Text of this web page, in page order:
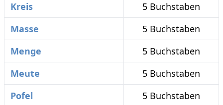
Kreis
5 Buchstaben
Masse
5 Buchstaben
Menge
5 Buchstaben
Meute
5 Buchstaben
Pofel
5 Buchstaben